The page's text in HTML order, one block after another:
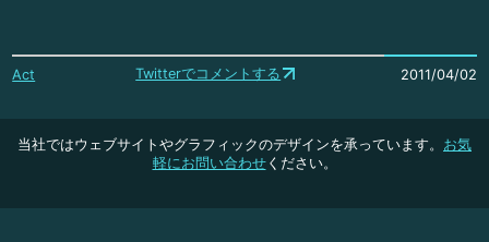
Act Twitterでコメントする 2011/04/02
当社ではウェブサイトやグラフィックのデザインを承っています。 お気
軽にお問い合わせください。